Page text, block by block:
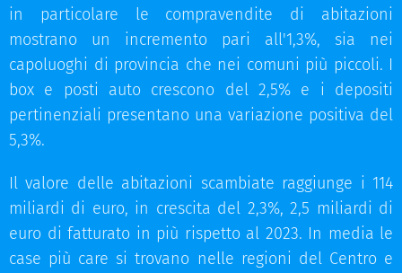
in particolare le compravendite di abitazioni
mostrano un incremento pari all'1,3%, sia nei
capoluoghi di provincia che nei comuni più piccoli. I
box e posti auto crescono del 2,5% e i depositi
pertinenziali presentano una variazione positiva del
5,3%.
Il valore delle abitazioni scambiate raggiunge i 114
miliardi di euro, in crescita del 2,3%, 2,5 miliardi di
euro di fatturato in più rispetto al 2023. In media le
case più care si trovano nelle regioni del Centro e